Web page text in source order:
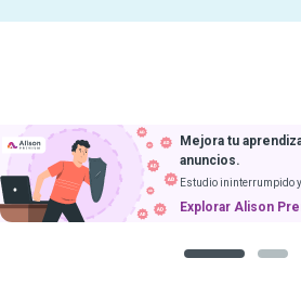
Mejora tu
anuncios.
Estudio ininterrumpido
Explorar Alison